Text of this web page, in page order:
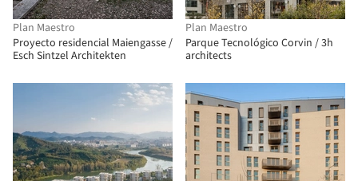
Plan Maestro
Proyecto residencial Maiengasse /
Esch Sintzel Architekten
Plan Maestro
Parque Tecnológico Corvin / 3h
architects